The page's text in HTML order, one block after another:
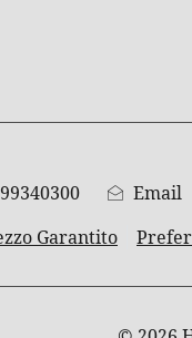
Email
Garantito